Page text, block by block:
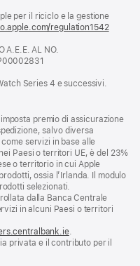
per il riciclo e la gestione
regulation1542(si
A.E.E. AL NO.
Series 4 e successivi.
premio di assicurazione
salvo diversa
servizi in base alle
Paesi o territori UE, è del 23%
o territorio in cui Apple
ossia l’Irlanda. Il modulo
selezionati.
dalla Banca Centrale
in alcuni Paesi o territori
.
privata e il contributo per il